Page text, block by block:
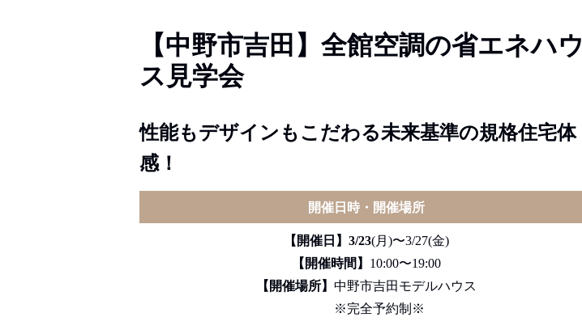
【中野市吉田】全館空調の省エネハウ
ス見学会
性能もデザインもこだわる未来基準の規格住宅体
感！
開催日時・開催場所
【開催日】3/23(月)〜3/27(金)
【開催時間】 10:00〜19:00
【開催場所】 中野市吉田モデルハウス
※完全予約制※